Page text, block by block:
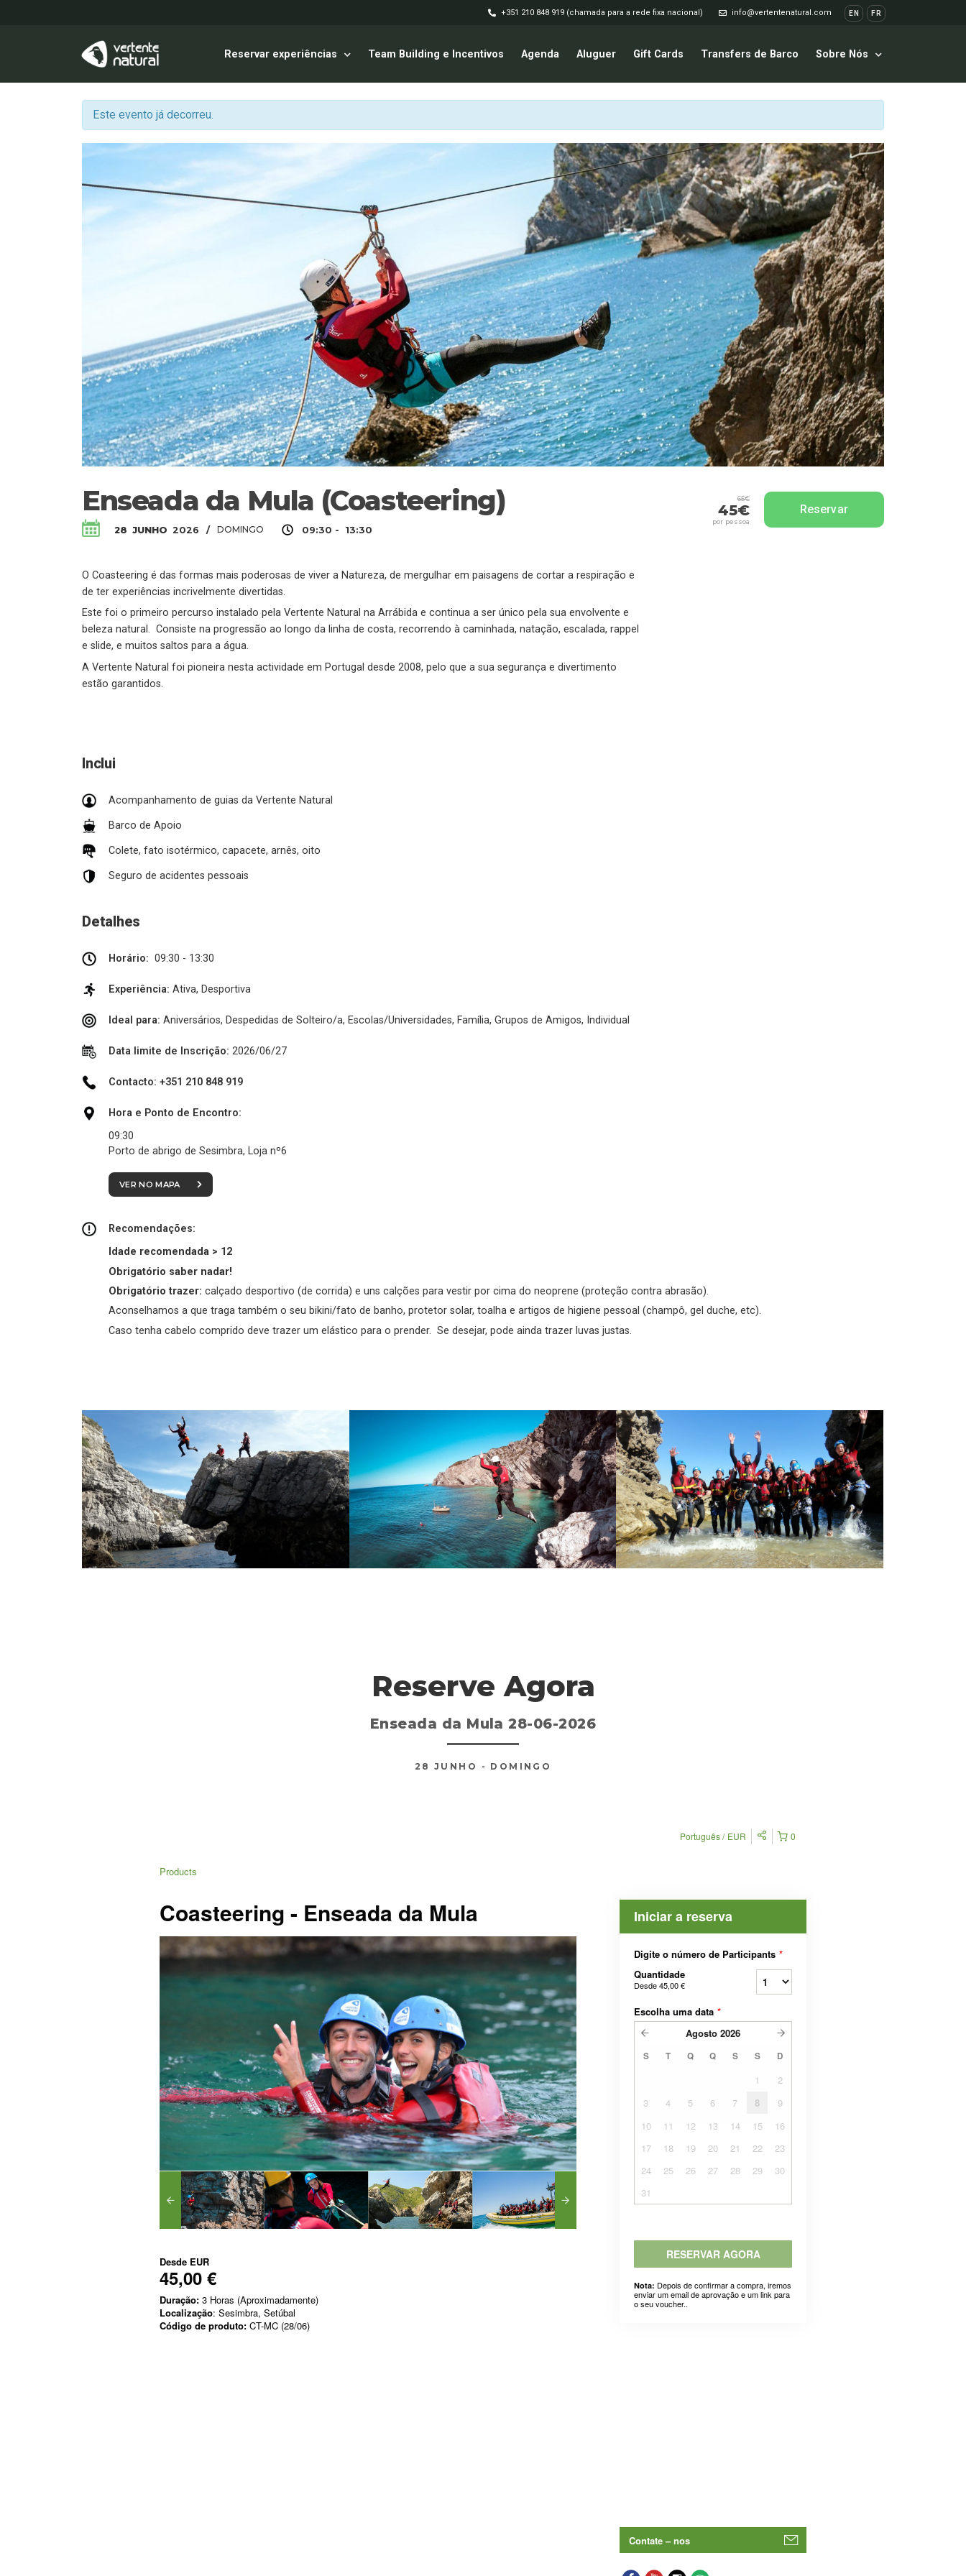
+351 210 848 919 (chamada para a rede fixa nacional) info@vertentenatural.com EN FR
Reservar experiências Team Building e Incentivos Agenda Aluguer Gift Cards Transfers de Barco Sobre Nós
Este evento já decorreu.
Enseada da Mula (Coasteering)
28 JUNHO 2026 / DOMINGO 09:30 - 13:30
65€
45€
por pessoa
Reservar
O Coasteering é das formas mais poderosas de viver a Natureza, de mergulhar em paisagens de cortar a respiração e
de ter experiências incrivelmente divertidas.
Este foi o primeiro percurso instalado pela Vertente Natural na Arrábida e continua a ser único pela sua envolvente e
beleza natural. Consiste na progressão ao longo da linha de costa, recorrendo à caminhada, natação, escalada, rappel
e slide, e muitos saltos para a água.
A Vertente Natural foi pioneira nesta actividade em Portugal desde 2008, pelo que a sua segurança e divertimento
estão garantidos.
Inclui
Acompanhamento de guias da Vertente Natural
Barco de Apoio
Colete, fato isotérmico, capacete, arnês, oito
Seguro de acidentes pessoais
Detalhes
Horário: 09:30 - 13:30
Experiência: Ativa, Desportiva
Ideal para: Aniversários, Despedidas de Solteiro/a, Escolas/Universidades, Família, Grupos de Amigos, Individual
Data limite de Inscrição: 2026/06/27
Contacto: +351 210 848 919
Hora e Ponto de Encontro:
09:30
Porto de abrigo de Sesimbra, Loja nº6
VER NO MAPA
Recomendações:
Idade recomendada > 12
Obrigatório saber nadar!
Obrigatório trazer: calçado desportivo (de corrida) e uns calções para vestir por cima do neoprene (proteção contra abrasão).
Aconselhamos a que traga também o seu bikini/fato de banho, protetor solar, toalha e artigos de higiene pessoal (champô, gel duche, etc).
Caso tenha cabelo comprido deve trazer um elástico para o prender. Se desejar, pode ainda trazer luvas justas.
Reserve Agora
Enseada da Mula 28-06-2026
28JUNHO - DOMINGO